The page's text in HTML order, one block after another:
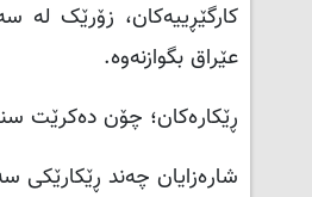
کارگێڕییەکان، زۆرێک لە
عێراق بگوازنەوە.
ڕێکارەکان؛ چۆن دەکرێت
شارەزایان چەند ڕێکارێکی